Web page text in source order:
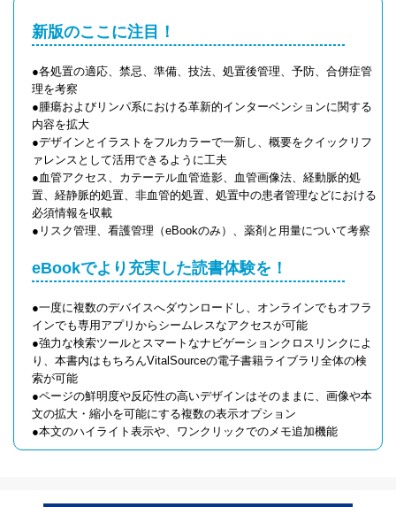
新版のここに注目！
●各処置の適応、禁忌、準備、技法、処置後管理、予防、合併症管
理を考察
●腫瘍およびリンパ系における革新的インターベンションに関する
内容を拡大
●デザインとイラストをフルカラーで一新し、概要をクイックリフ
ァレンスとして活用できるように工夫
●血管アクセス、カテーテル血管造影、血管画像法、経動脈的処
置、経静脈的処置、非血管的処置、処置中の患者管理などにおける
必須情報を収載
●リスク管理、看護管理（eBookのみ）、薬剤と用量について考察
eBookでより充実した読書体験を！
●一度に複数のデバイスへダウンロードし、オンラインでもオフラ
インでも専用アプリからシームレスなアクセスが可能
●強力な検索ツールとスマートなナビゲーションクロスリンクによ
り、本書内はもちろんVitalSourceの電子書籍ライブラリ全体の検
索が可能
●ページの鮮明度や反応性の高いデザインはそのままに、画像や本
文の拡大・縮小を可能にする複数の表示オプション
●本文のハイライト表示や、ワンクリックでのメモ追加機能